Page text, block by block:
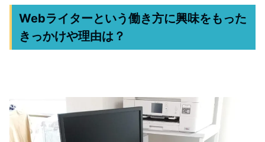
Webライターという働き方に興味をもった
きっかけや理由は？